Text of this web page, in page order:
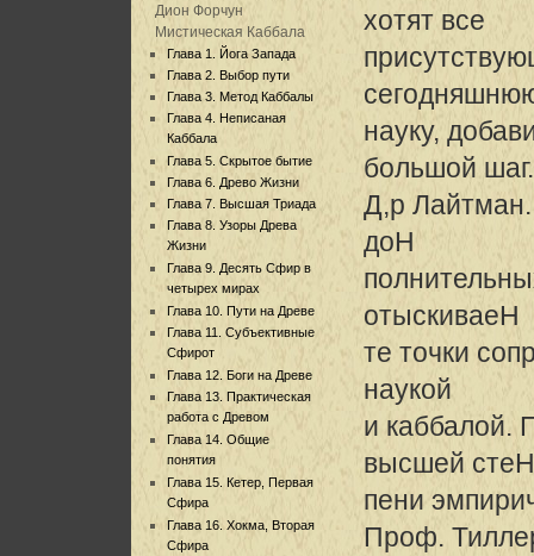
Дион Форчун
Мистическая Каббала
Глава 1. Йога Запада
Глава 2. Выбор пути
Глава 3. Метод Каббалы
Глава 4. Неписаная
Каббала
Глава 5. Скрытое бытие
Глава 6. Древо Жизни
Глава 7. Высшая Триада
Глава 8. Узоры Древа
Жизни
Глава 9. Десять Сфир в
четырех мирах
Глава 10. Пути на Древе
Глава 11. Субъективные
Сфирот
Глава 12. Боги на Древе
Глава 13. Практическая
работа с Древом
Глава 14. Общие
понятия
Глава 15. Кетер, Первая
Сфира
Глава 16. Хокма, Вторая
Сфира
хотят все
науку,
большой шаг.
Д,р Лайтман.
доH
отыскиваеH
те точки
наукой
и каббалой.
высшей стеH
пени
Проф.